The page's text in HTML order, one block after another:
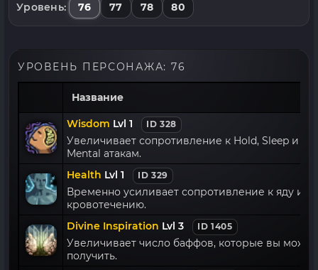
76 77 78 80
УРОВЕНЬ ПЕРСОНАЖА: 76
Название
Wisdom Lvl 1 ID 328
Увеличивает сопротивление к Hold, Sleep и
Mental атакам.
Health Lvl 1 ID 329
Временно усиливает сопротивление к яду и
кровотечению.
Divine Inspiration Lvl 3 ID 1405
Увеличивает число баффов, которые вы
получить.